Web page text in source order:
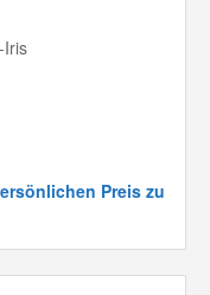
Iris
Preis zu